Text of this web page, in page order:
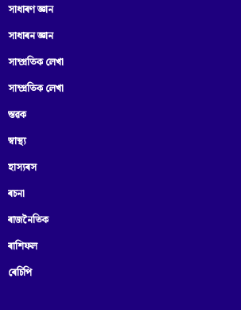
সাধাৰণ জ্ঞান
সাধাৰন জ্ঞান
সাম্প্রতিক লেখা
সাম্প্ৰতিক লেখা
স্তৱক
স্বাস্থ্য
হাস্যৰস
ৰচনা
ৰাজনৈতিক
ৰাশিফল
ৰেচিপি